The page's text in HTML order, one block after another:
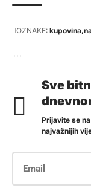
OZNAKE: kupovina
Sve
Prijavite se
najvažnijih